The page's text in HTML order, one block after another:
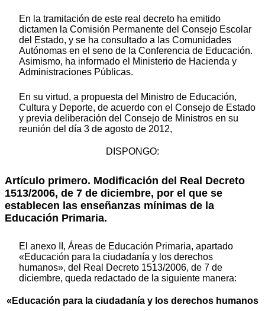
En la tramitación de este real decreto ha emitido
dictamen la Comisión Permanente del Consejo Escolar
del Estado, y se ha consultado a las Comunidades
Autónomas en el seno de la Conferencia de Educación.
Asimismo, ha informado el Ministerio de Hacienda y
Administraciones Públicas.
En su virtud, a propuesta del Ministro de Educación,
Cultura y Deporte, de acuerdo con el Consejo de Estado
y previa deliberación del Consejo de Ministros en su
reunión del día 3 de agosto de 2012,
DISPONGO:
Artículo primero. Modificación del Real Decreto
1513/2006, de 7 de diciembre, por el que se
establecen las enseñanzas mínimas de la
Educación Primaria.
El anexo II, Áreas de Educación Primaria, apartado
«Educación para la ciudadanía y los derechos
humanos», del Real Decreto 1513/2006, de 7 de
diciembre, queda redactado de la siguiente manera:
«Educación para la ciudadanía y los derechos humanos